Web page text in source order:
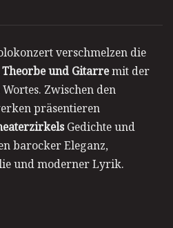
verschmelzen die
Theorbe und Gitarremit der
Zwischen den
präsentieren
Gedichte und
barocker Eleganz,
und moderner Lyrik.